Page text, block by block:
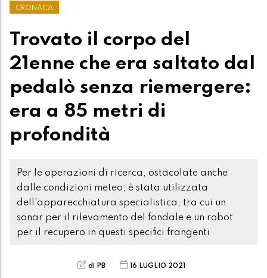
CRONACA
Trovato il corpo del
21enne che era saltato dal
pedalò senza riemergere:
era a 85 metri di
profondità
Per le operazioni di ricerca, ostacolate anche
dalle condizioni meteo, è stata utilizzata
dell'apparecchiatura specialistica, tra cui un
sonar per il rilevamento del fondale e un robot
per il recupero in questi specifici frangenti
di PB 16 LUGLIO 2021